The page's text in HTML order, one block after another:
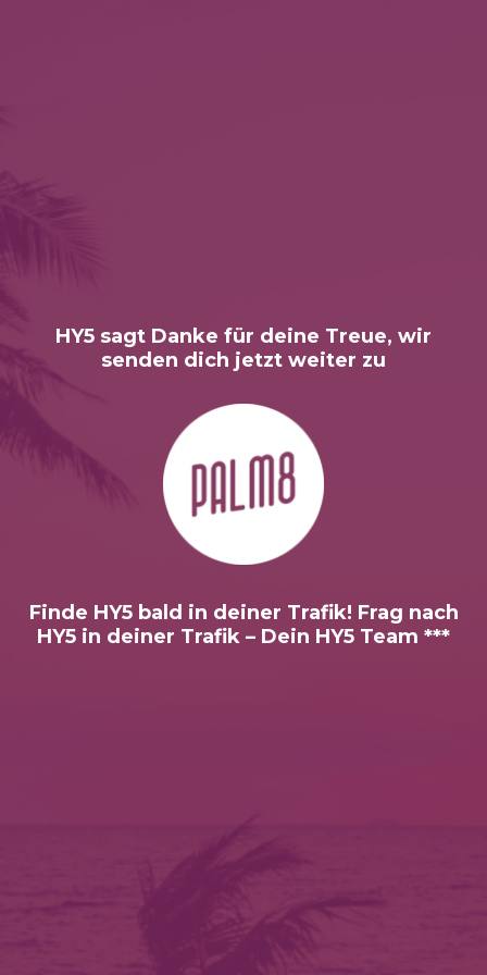
HY5 sagt Danke für deine Treue, wir
senden dich jetzt weiter zu
Finde HY5 bald in deiner Trafik! Frag nach
HY5 in deiner Trafik – Dein HY5 Team ***